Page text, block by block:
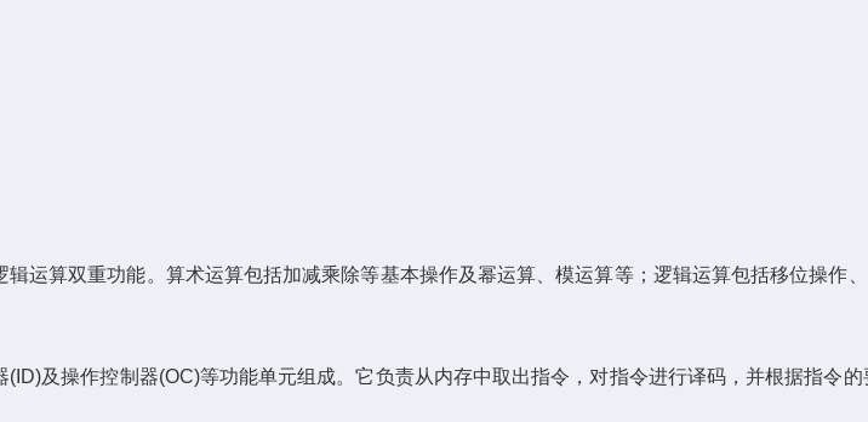
算双重功能。算术运算包括加减乘除等基本操作及幂运算、模运算等；逻辑运算包括移位操作
及操作控制器(OC)等功能单元组成。它负责从内存中取出指令，对指令进行译码，并根据指令的